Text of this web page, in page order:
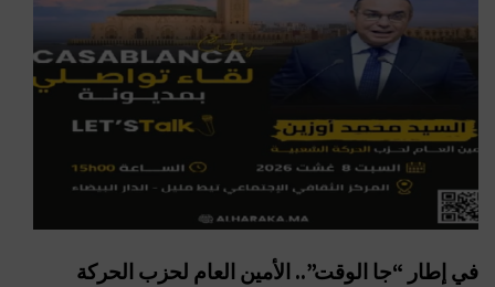
في إطار “جا الوقت”.. الأمين العام لحزب الحركة